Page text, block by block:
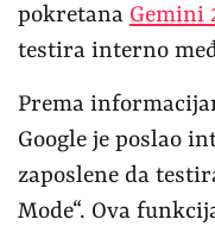
pokretana Gemini
testira interno
Prema
Google je poslao
zaposlene da
Mode“. Ova